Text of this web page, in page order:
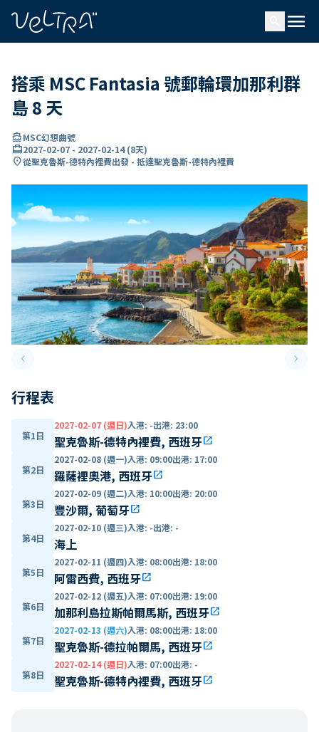
menu
搭乘 MSC Fantasia 號郵輪環加那利群
島 8 天
directions_boatMSC幻想曲號
card_travel2027-02-07 - 2027-02-14(8天)
location_on從聖克魯斯-德特內裡費出發 - 抵達聖克魯斯-德特內裡費
keyboard_arrow_leftPrevious slide keyboard_arrow_right
行程表
第1日
2027-02-07 (週日)入港: -出港: 23:00
聖克魯斯-德特內裡費, 西班牙open_in_new
第2日
2027-02-08 (週一)入港: 09:00出港: 17:00
羅薩裡奧港, 西班牙open_in_new
第3日
2027-02-09 (週二)入港: 10:00出港: 20:00
豐沙爾, 葡萄牙open_in_new
第4日
2027-02-10 (週三)入港: -出港: -
海上
第5日
2027-02-11 (週四)入港: 08:00出港: 18:00
阿雷西費, 西班牙open_in_new
第6日
2027-02-12 (週五)入港: 07:00出港: 19:00
加那利島拉斯帕爾馬斯, 西班牙open_in_new
第7日
2027-02-13 (週六)入港: 08:00出港: 18:00
聖克魯斯-德拉帕爾馬, 西班牙open_in_new
第8日
2027-02-14 (週日)入港: 07:00出港: -
聖克魯斯-德特內裡費, 西班牙open_in_new